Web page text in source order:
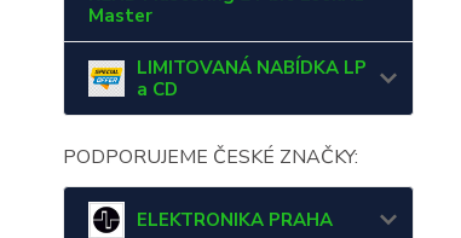
Master
LIMITOVANÁ NABÍDKA LP
a CD
PODPORUJEME ČESKÉ ZNAČKY:
ELEKTRONIKA PRAHA